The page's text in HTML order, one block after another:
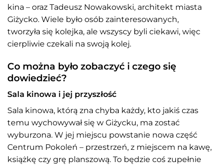
kina – oraz Tadeusz Nowakowski, architekt miasta
Giżycko. Wiele było osób zainteresowanych,
tworzyła się kolejka, ale wszyscy byli ciekawi, więc
cierpliwie czekali na swoją kolej.
Co można było zobaczyć i czego się
dowiedzieć?
Sala kinowa i jej przyszłość
Sala kinowa, którą zna chyba każdy, kto jakiś czas
temu wychowywał się w Giżycku, ma zostać
wyburzona. W jej miejscu powstanie nowa część
Centrum Pokoleń – przestrzeń, z miejscem na kawę,
książkę czy grę planszową. To będzie coś zupełnie